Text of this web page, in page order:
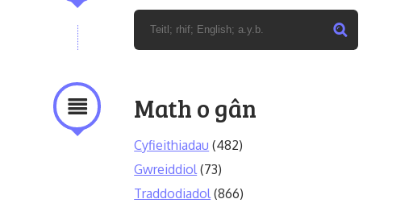
Math o gân
Cyfieithiadau (482)
Gwreiddiol (73)
Traddodiadol (866)